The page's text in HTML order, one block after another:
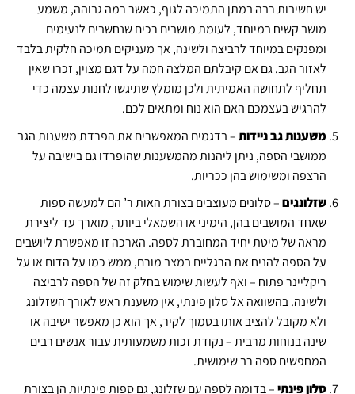
יש חשיבות רבה במתן התמיכה לגוף, כאשר רמה גבוהה, משמע
מושב קשיח במיוחד, לעומת מושבים רכים שנחשבים לנעימים
ומפנקים במיוחד לרביצה ולשינה, אך מעניקים תמיכה חלקית בלבד
לאזור הגב. גם אם קיבלתם המלצה חמה על דגם מצוין, זכרו שאין
תחליף לתחושה האמיתית ולכן מומלץ שתיגשו לחנות עצמה כדי
להרגיש בעצמכם האם הוא נוח ומתאים לכם.
משענות גב ניידות– בדגמים המאפשרים את הפרדת משענות הגב
ממושבי הספה, ניתן ליהנות מהמשענות שהופרדו גם בישיבה על
הרצפה ומשימוש בהן ככריות.
שזלונגים– סלונים מעוצבים בצורת האות ר’ הם למעשה ספות
שאחד המושבים בהן, הימיני או השמאלי ביותר, מוארך עד ליצירת
מראה של מיטת יחיד המחוברת לספה. הארכה זו מאפשרת ליושבים
על הספה להניח את הרגליים במצב מורם, ממש כמו על הדום או על
ריקליינר פתוח – ואף לעשות שימוש בחלק זה של הספה לרביצה
ולשינה. בהשוואה אל סלון פינתי, אין משענת ראש לאורך השזלונג
ולא מקובל להציב אותו בסמוך לקיר, אך הוא כן מאפשר ישיבה או
שינה בנוחות מרבית – נקודת זכות משמעותית עבור אנשים רבים
המחפשים ספה רב שימושית.
סלון פינתי– בדומה לספה עם שזלונג, גם ספות פינתיות הן בצורת